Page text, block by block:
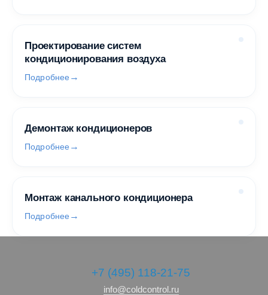
Проектирование систем
кондиционирования воздуха
Подробнее
Демонтаж кондиционеров
Подробнее
Монтаж канального кондиционера
Подробнее
+7 (495) 118-21-75
info@coldcontrol.ru